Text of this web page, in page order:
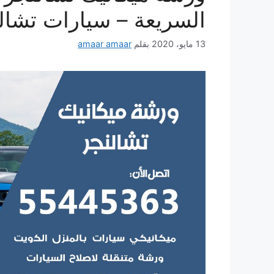
السريعة – سيارات
13 مايو، 2020 بقلم amaar amaar